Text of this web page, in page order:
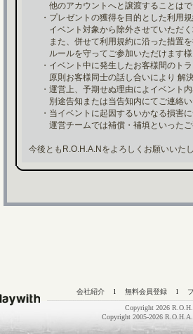
他のアカウントへと譲渡することは
・プレゼントの獲得を目的とした利用
イベント対象から除外させていただ
また、併せて利用規約に沿った措置
ルールを守ってご参加いただけます
・イベント中に発生したお客様間のト
原則お客様同士の話し合いにより 解
・運営上、予期せぬ理由によイベント
別途告知または当告知内にてご連絡
・当イベントに起因するいかなる損害
運営チームでは補償・補填といった
今後ともR.O.H.A.Nをよろしくお願いいた
会社紹介 l 無料会員登録 l
Copyright 2026
Copyright 2005-2026